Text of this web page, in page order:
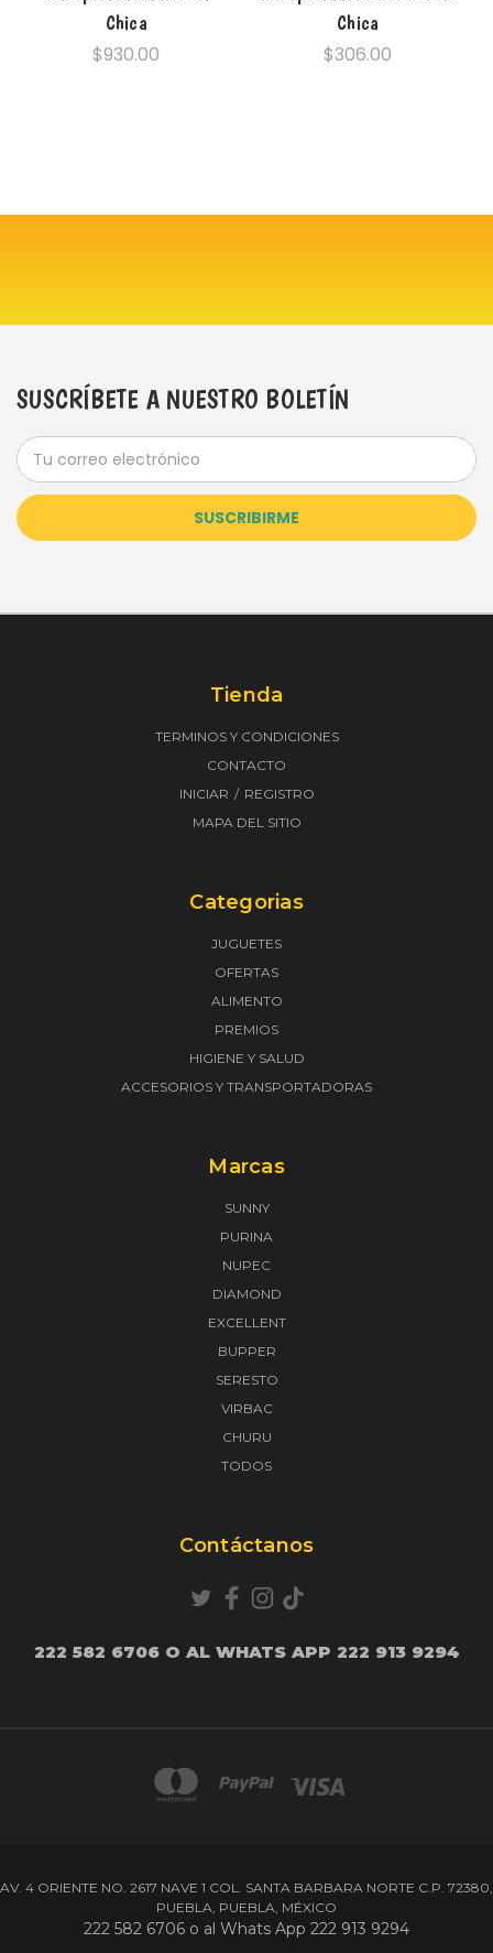
Chica
$930.00
Chica
$306.00
SUSCRÍBETE A NUESTRO BOLETÍN
Dirección
de
correo
electrónico
Tienda
TERMINOS Y CONDICIONES
CONTACTO
INICIAR
REGISTRO
MAPA DEL SITIO
Categorias
JUGUETES
OFERTAS
ALIMENTO
PREMIOS
HIGIENE Y SALUD
ACCESORIOS Y TRANSPORTADORAS
Marcas
SUNNY
PURINA
NUPEC
DIAMOND
EXCELLENT
BUPPER
SERESTO
VIRBAC
CHURU
TODOS
Contáctanos
222 582 6706 O AL WHATS APP 222 913 9294
AV. 4 ORIENTE NO. 2617 NAVE 1 COL. SANTA BARBARA NORTE C.P. 72380,
PUEBLA, PUEBLA, MÉXICO
222 582 6706 o al Whats App 222 913 9294